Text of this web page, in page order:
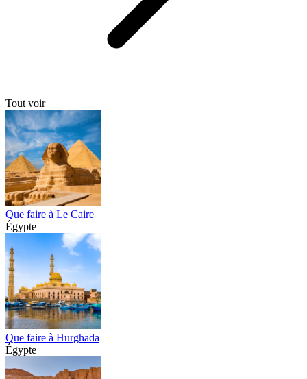
Tout voir
Que faire à Le Caire
Égypte
Que faire à Hurghada
Égypte